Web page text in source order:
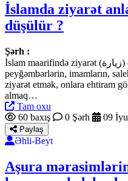
İslamda ziyarət
düşülür ?
Şərh :
İslam maarifində ziyarət (زيارة) dedikdə Allahın razılığı üçün
peyğəmbərlərin, imamların,
ziyarət etmək, onlara ehtiram
almaq…
Tam oxu
60 baxış
0 Şərh 09
Paylaş
Əhli-Beyt
Aşura